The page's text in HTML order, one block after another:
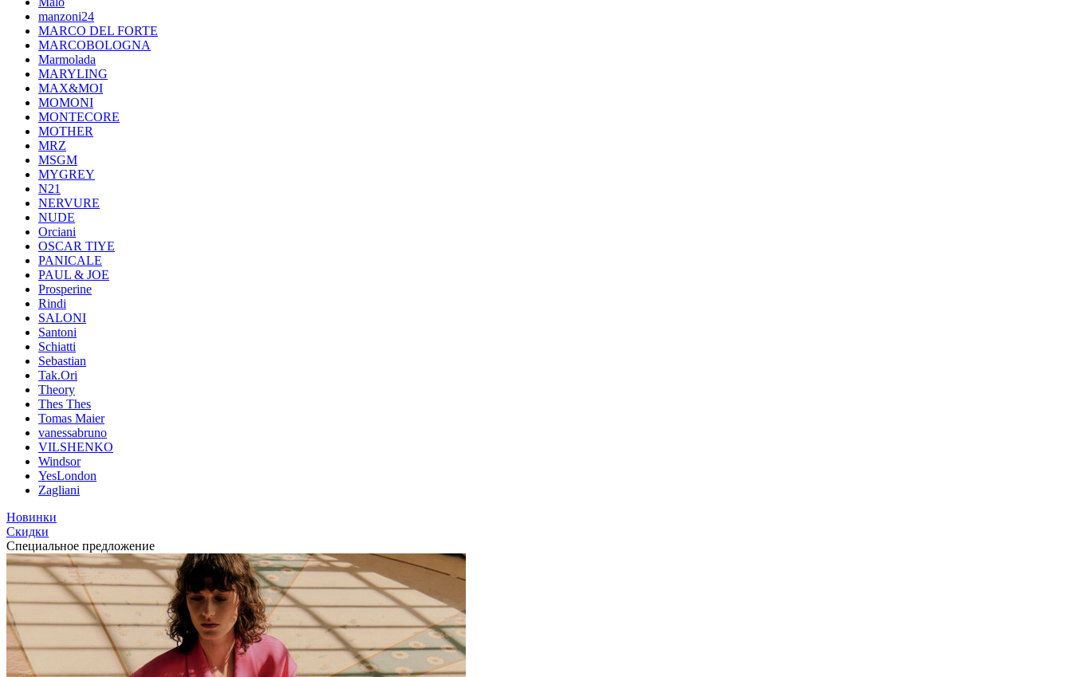
manzoni24
MARCO DEL FORTE
MARCOBOLOGNA
Marmolada
MARYLING
MAX&MOI
MOMONI
MONTECORE
MOTHER
MRZ
MSGM
MYGREY
N21
NERVURE
NUDE
Orciani
OSCAR TIYE
PANICALE
PAUL & JOE
Prosperine
Rindi
SALONI
Santoni
Schiatti
Sebastian
Tak.Ori
Theory
Thes Thes
Tomas Maier
vanessabruno
VILSHENKO
Windsor
YesLondon
Zagliani
Новинки
Скидки
Специальное предложение